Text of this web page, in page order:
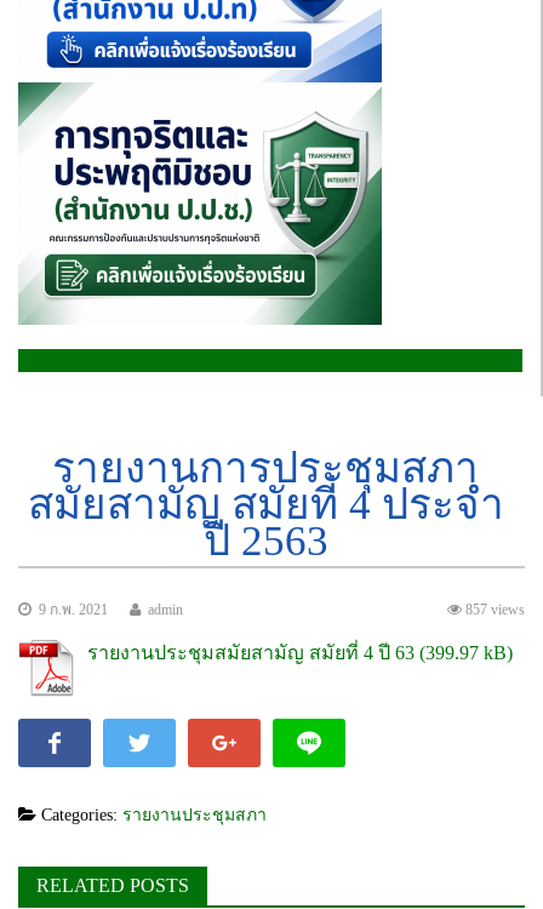
รายงานการประชุมสภา
สมัยสามัญ สมัยที่ 4 ประจำ
ปี 2563
9 ก.พ. 2021 857 views
admin
รายงานประชุมสมัยสามัญ สมัยที่ 4 ปี 63
Categories: รายงานประชุมสภา
RELATED POSTS